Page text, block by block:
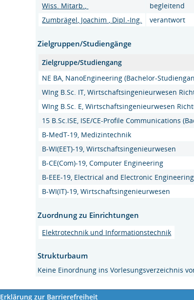
Wiss. Mitarb.,
begleitend
Zumbrägel, Joachim , Dipl.-Ing.
verantwort
Zielgruppen/Studiengänge
Zielgruppe/Studiengang
NE BA, NanoEngineering (Bachelor-
WIng B.Sc. IT, Wirtschaftsingenieurwesen
WIng B.Sc. E, Wirtschaftsingenieurwesen
15 B.Sc.ISE, ISE/CE-Profile Communications
B-MedT-19, Medizintechnik
B-WI(EET)-19, Wirtschaftsingenieurwesen
B-CE(Com)-19, Computer Engineering
B-EEE-19, Electrical and Electronic Engineering
B-WI(IT)-19, Wirtschaftsingenieurwesen
Zuordnung zu Einrichtungen
Elektrotechnik und Informationstechnik
Strukturbaum
Keine Einordnung ins Vorlesungsverzeichnis
Erklärung zur Barrierefreiheit